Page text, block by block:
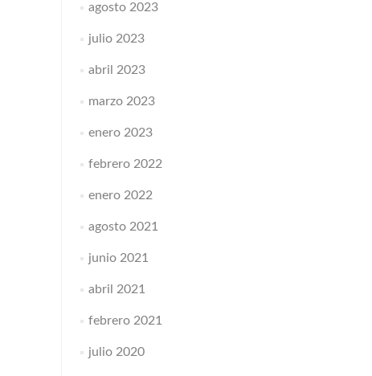
agosto 2023
julio 2023
abril 2023
marzo 2023
enero 2023
febrero 2022
enero 2022
agosto 2021
junio 2021
abril 2021
febrero 2021
julio 2020